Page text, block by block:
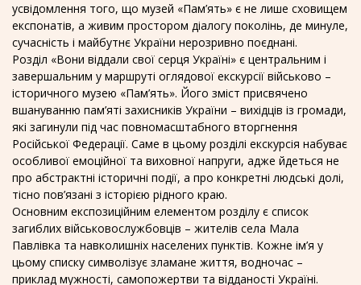
усвідомлення того, що музей «Пам’ять» є не лише сховищем
експонатів, а живим простором діалогу поколінь, де минуле,
сучасність і майбутнє України нерозривно поєднані.
Розділ «Вони віддали свої серця Україні» є центральним і
завершальним у маршруті оглядової екскурсії військово –
історичного музею «Пам’ять». Його зміст присвячено
вшануванню пам’яті захисників України – вихідців із громади,
які загинули під час повномасштабного вторгнення
Російської Федерації. Саме в цьому розділі екскурсія набуває
особливої емоційної та виховної напруги, адже йдеться не
про абстрактні історичні події, а про конкретні людські долі,
тісно пов’язані з історією рідного краю.
Основним експозиційним елементом розділу є список
загиблих військовослужбовців – жителів села Мала
Павлівка та навколишніх населених пунктів. Кожне ім’я у
цьому списку символізує зламане життя, водночас –
приклад мужності, самопожертви та відданості Україні.